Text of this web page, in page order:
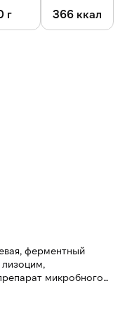
г 366 ккал
ферментный
микробного